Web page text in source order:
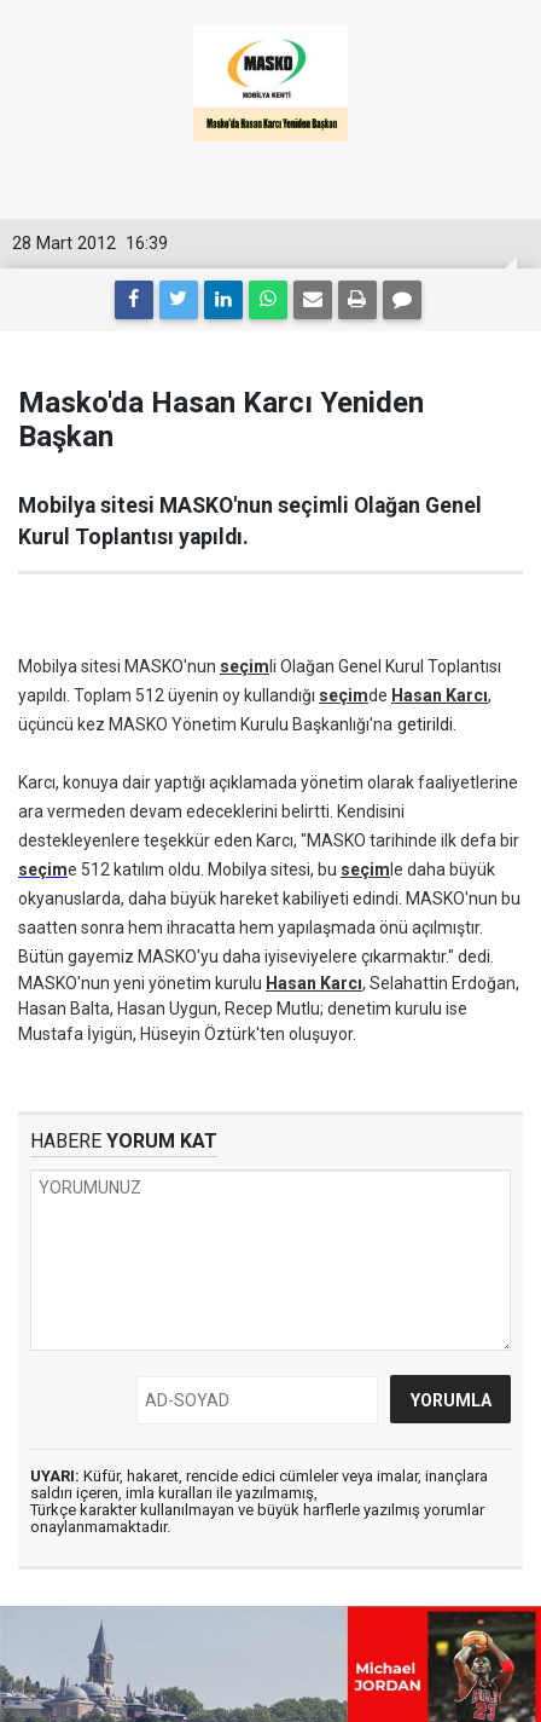
16:39
28 Mart 2012
Masko'da Hasan Karcı Yeniden
Başkan
Mobilya sitesi MASKO'nun seçimli Olağan Genel
Kurul Toplantısı yapıldı.
Mobilya sitesi MASKO'nun seçim li Olağan Genel Kurul Toplantısı
yapıldı. Toplam 512 üyenin oy kullandığı seçimde Hasan Karcı,
üçüncü kez MASKO Yönetim Kurulu Başkanlığı'na getirildi
Karcı, konuya dair yaptığı açıklamada yönetim olarak faaliyetlerine
ara vermeden devam edeceklerini belirtti. Kendisini
destekleyenlere teşekkür eden Karcı, "MASKO tarihinde ilk defa bir
seçime 512 katılım oldu. Mobilya sitesi, bu seçim le daha büyük
okyanuslarda, daha büyük hareket kabiliyeti edindi. MASKO'nun bu
saatten sonra hem ihracatta hem yapılaşmada önü açılmıştır.
Bütün gayemiz MASKO'yu daha iyiseviyelere çıkarmaktır." dedi.
MASKO'nun yeni yönetim kurulu Hasan Karcı, Selahattin Erdoğan,
Hasan Balta, Hasan Uygun, Recep Mutlu; denetim kurulu ise
Mustafa İyigün, Hüseyin Öztürk'ten oluşuyor.
HABERE YORUM KAT
UYARI: Küfür, hakaret, rencide edici cümleler veya imalar, inançlara
saldırı içeren, imla kuralları ile yazılmamış,
Türkçe karakter kullanılmayan ve büyük harflerle yazılmış yorumlar
onaylanmamaktadır.